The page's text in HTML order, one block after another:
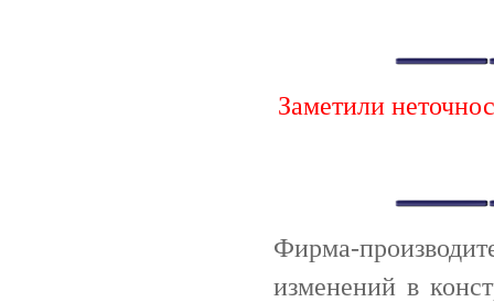
Заметили
Фирма-
изменений в